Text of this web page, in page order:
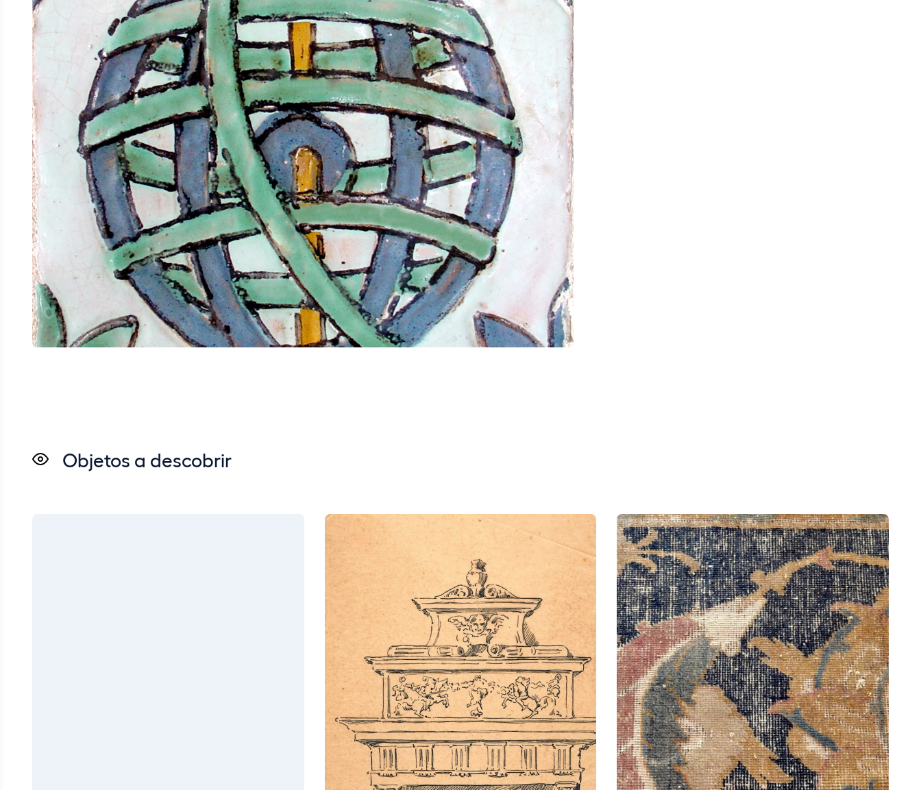
Objetos a descobrir